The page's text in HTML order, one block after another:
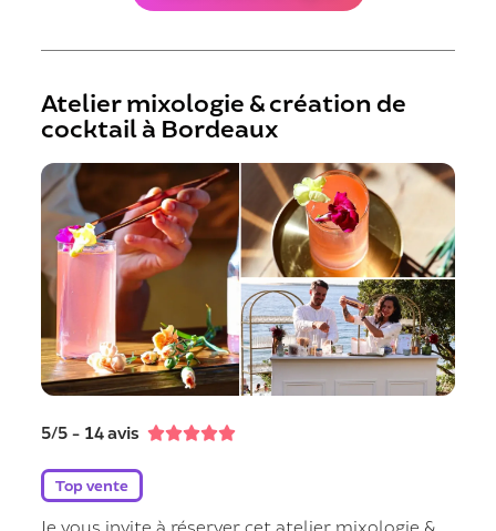
Atelier mixologie & création de
cocktail à Bordeaux
5/5 - 14 avis 
Top vente
Je vous invite à réserver cet atelier mixologie &